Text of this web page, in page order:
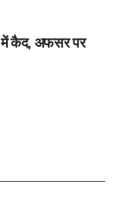
में कैद, अफसर पर